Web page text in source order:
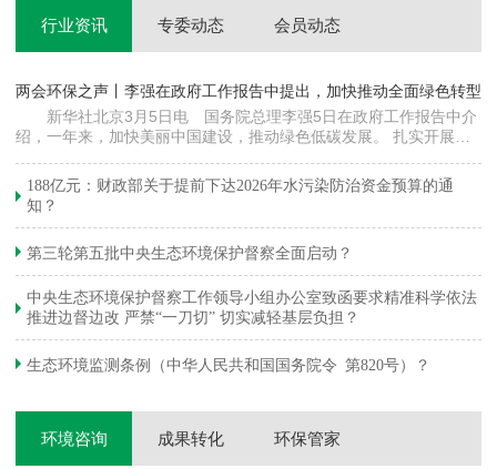
行业资讯 专委动态 会员动态
两会环保之声丨李强在政府工作报告中提出，加快推动全面绿色转型
新华社北京3月5日电 国务院总理李强5日在政府工作报告中介
绍，一年来，加快美丽中国建设，推动绿色低碳发展。 扎实开展大
浓度下降…
188亿元：财政部关于提前下达2026年水污染防治资金预算的通
知？
第三轮第五批中央生态环境保护督察全面启动？
中央生态环境保护督察工作领导小组办公室致函要求精准科学依法
推进边督边改 严禁“一刀切” 切实减轻基层负担？
生态环境监测条例（中华人民共和国国务院令 第820号）？
环境咨询 成果转化 环保管家